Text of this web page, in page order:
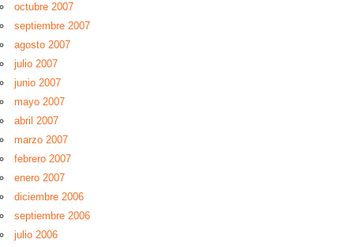
octubre 2007
septiembre 2007
agosto 2007
julio 2007
junio 2007
mayo 2007
abril 2007
marzo 2007
febrero 2007
enero 2007
diciembre 2006
septiembre 2006
julio 2006